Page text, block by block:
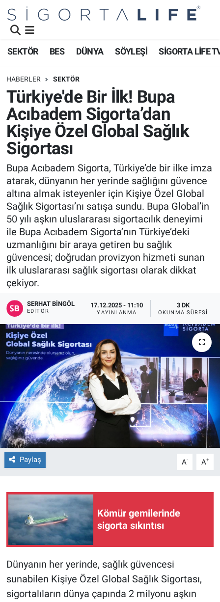
SEKTÖR BES DÜNYA SÖYLEŞİ SİGORTA LİFE
HABERLER SEKTÖR
Türkiye'de Bir İlk! Bupa
Acıbadem Sigorta’dan
Kişiye Özel Global Sağlık
Sigortası
Bupa Acıbadem Sigorta, Türkiye’de bir ilke imza
atarak, dünyanın her yerinde sağlığını güvence
altına almak isteyenler için Kişiye Özel Global
Sağlık Sigortası’nı satışa sundu. Bupa Global’in
50 yılı aşkın uluslararası sigortacılık deneyimi
ile Bupa Acıbadem Sigorta’nın Türkiye’deki
uzmanlığını bir araya getiren bu sağlık
güvencesi; doğrudan provizyon hizmeti sunan
ilk uluslararası sağlık sigortası olarak dikkat
çekiyor.
SERHAT BINGÖL
EDITÖR
17.12.2025 - 11:10
YAYINLANMA
3 DK
OKUNMA SÜRESI
Paylaş A- A+
Kömür gemilerinde
sigorta sıkıntısı
Dünyanın her yerinde, sağlık güvencesi
sunabilen Kişiye Özel Global Sağlık Sigortası,
sigortalıların dünya çapında 2 milyonu aşkın
Namaz Vakitleri
Trafik Durumu
Süper Lig Puan Durumu ve Fikstür
Tüm Manşetler
Son Dakika Haberleri
Haber Arşivi